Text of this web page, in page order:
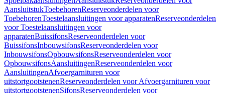
AansluitstukToebehorenReserveonderdelen voor
ToebehorenToestelaansluitingen voor apparatenReserveonderdelen
voor Toestelaansluitingen voor
apparatenBuissifonsReserveonderdelen voor
BuissifonsInbouwsifonsReserveonderdelen voor
InbouwsifonsOpbouwsifonsReserveonderdelen voor
OpbouwsifonsAansluitingenReserveonderdelen voor
AansluitingenAfvoergarnituren voor
uitstortgootstenenReserveonderdelen voor Afvoergarnituren voor
uitstortgootstenenSifonsReserveonderdelen voor